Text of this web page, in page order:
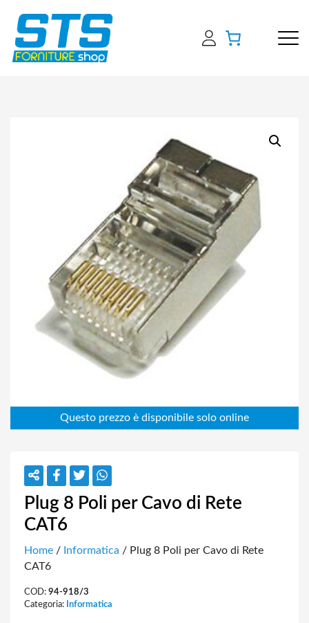
Plug 8 Poli per Cavo di Rete
CAT6
Home / Informatica / Plug 8 Poli per Cavo di Rete
CAT6
COD: 94-918/3
Categoria: Informatica